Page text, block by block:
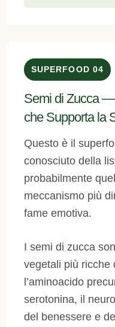
SUPERFOOD 04
Semi di Zucca —
che Supporta la
Questo è il
conosciuto della
probabilmente
meccanismo più
fame emotiva.
I semi di zucca
vegetali più
l’aminoacido
serotonina, il
del benessere e